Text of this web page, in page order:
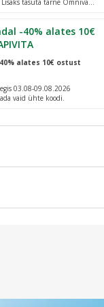
tasuta tarne Omniva
-40% alates 10€
alates 10€ ostust
03.08-09.08.2026
vaid ühte koodi.